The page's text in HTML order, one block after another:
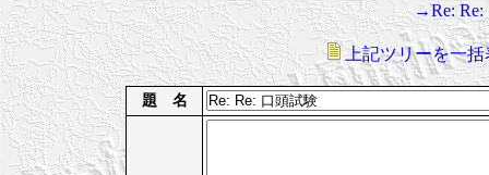
→Re: Re:
上記ツリーを一括
題 名